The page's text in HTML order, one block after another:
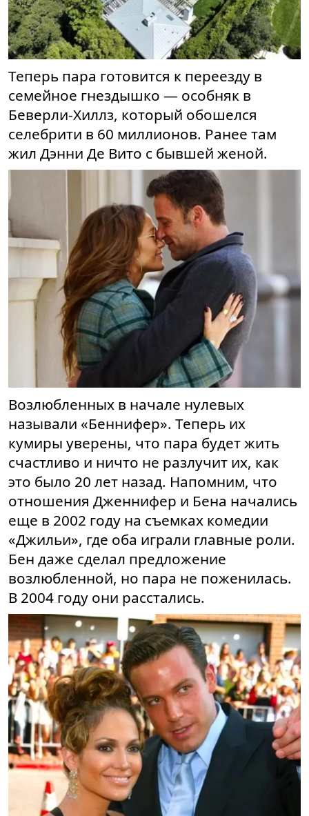
Теперь пара готовится к переезду в
семейное гнездышко — особняк в
Беверли-Хиллз, который обошелся
селебрити в 60 миллионов. Ранее там
жил Дэнни Де Вито с бывшей женой.
Возлюбленных в начале нулевых
называли «Беннифер». Теперь их
кумиры уверены, что пара будет жить
счастливо и ничто не разлучит их, как
это было 20 лет назад. Напомним, что
отношения Дженнифер и Бена начались
еще в 2002 году на съемках комедии
«Джильи», где оба играли главные роли.
Бен даже сделал предложение
возлюбленной, но пара не поженилась.
В 2004 году они расстались.